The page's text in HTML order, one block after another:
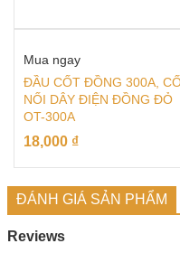
Mua ngay
ĐẦU CỐT ĐỒNG 300A,
NỐI DÂY ĐIỆN ĐỒNG ĐỎ
OT-300A
18,000 ₫
ĐÁNH GIÁ SẢN PHẨM
Reviews